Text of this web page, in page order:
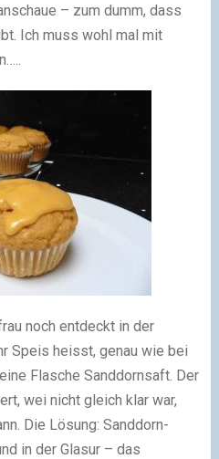
– zum dumm, dass
Ich muss wohl mal mit
noch entdeckt in der
Speis heisst, genau wie bei
Flasche Sanddornsaft. Der
wei nicht gleich klar war,
Die Lösung: Sanddorn-
in der Glasur – das